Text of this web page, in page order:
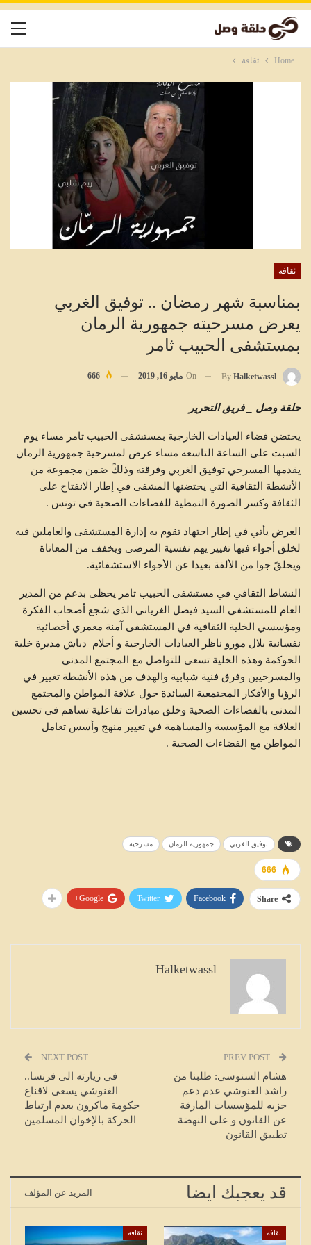
Home ثقافة
ثقافة
بمناسبة شهر رمضان .. توفيق الغربي
يعرض مسرحيته جمهورية الرمان
بمستشفى الحبيب ثامر
By Halketwassl
On مايو 16, 2019 666
حلقة وصل _ فريق التحرير
يحتضن فضاء العيادات الخارجية بمستشفى الحبيب ثامر مساء يوم
السبت على الساعة التاسعه مساء عرض لمسرحية جمهورية الرمان
يقدمها المسرحي توفيق الغربي وفرقته وذلكً ضمن مجموعة من
الأنشطة الثقافية التي يحتضنها المشفى في إطار الانفتاح على
الثقافة وكسر الصورة النمطية للفضاءات الصحية في تونس .
العرض يأتي في إطار اجتهاد تقوم به إدارة المستشفى والعاملين فيه
لخلق أجواء فيها تغيير يهم نفسية المرضى ويخفف من المعاناة
ويخلقً جوا من الألفة بعيدا عن الأجواء الاستشفائية.
النشاط الثقافي في مستشفى الحبيب ثامر يحظى بدعم من المدير
العام للمستشفي السيد فيصل الغرياني الذي شجع أصحاب الفكرة
ومؤسسي الخلية الثقافية في المستشفى آمنة معمري أخصائية
نفسانية بلال مورو ناظر العيادات الخارجية و أحلام دباش مديرة خلية
الحوكمة وهذه الخلية تسعى للتواصل مع المجتمع المدني
والمسرحيين وفرق فنية شبابية والهدف من هذه الأنشطة تغيير في
الرؤيا والأفكار المجتمعية السائدة حول علاقة المواطن والمجتمع
المدني بالفضاءات الصحية وخلق مبادرات تفاعلية تساهم في تحسين
العلاقة مع المؤسسة والمساهمة في تغيير منهج وأسس تعامل
المواطن مع الفضاءات الصحية .
توفيق الغربي جمهورية الرمان مسرحية
666
Share
Facebook
Twitter
Google+
Halketwassl
هشام السنوسي: طلبنا من
راشد الغنوشي عدم دعم
حزبه للمؤسسات المارقة
عن القانون و على النهضة
تطبيق القانون
NEXT POST
في زيارته الى فرنسا..
الغنوشي يسعى لاقناع
حكومة ماكرون بعدم ارتباط
الحركة بالإخوان المسلمين
قد يعجبك ايضا المزيد عن المؤلف
ثقافة ثقافة